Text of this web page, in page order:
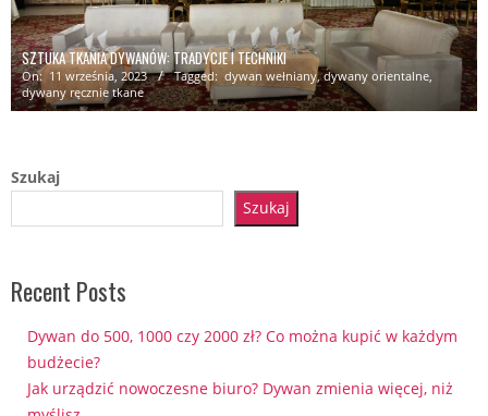
SZTUKA TKANIA DYWANÓW: TRADYCJE I TECHNIKI
On: 11 września, 2023 Tagged: dywan wełniany,dywany orientalne
dywany ręcznie tkane
Szukaj
Szukaj
Recent Posts
Dywan do 500, 1000 czy 2000 zł? Co można kupić w każdym
budżecie?
Jak urządzić nowoczesne biuro? Dywan zmienia więcej, niż